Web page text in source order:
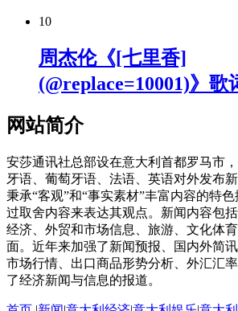
10
周杰伦《[七里香]
(@replace=10001)》
网站简介
安莎通讯社总部设在意大利首都罗马市
牙语、葡萄牙语、法语、英语对外发布
秉承“客观”和“事实素材”丰富内容的特
过取舍内容来表达其观点。新闻内容包括
经济、外贸和市场信息、旅游、文化体
面。近年来加强了新闻预报、国内外简
市场行情、出口商品形势分析、外汇汇
了经济新闻与信息的报道。